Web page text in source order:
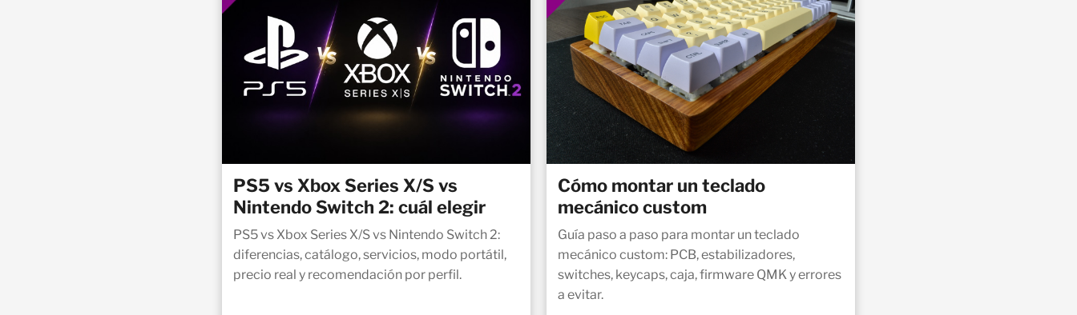
PS5 vs Xbox Series X/S vs
Nintendo Switch 2: cuál elegir
PS5 vs Xbox Series X/S vs Nintendo Switch 2:
diferencias, catálogo, servicios, modo portátil,
precio real y recomendación por perfil.
Cómo montar un teclado
mecánico custom
Guía paso a paso para montar un teclado
mecánico custom: PCB, estabilizadores,
switches, keycaps, caja, firmware QMK y errores
a evitar.